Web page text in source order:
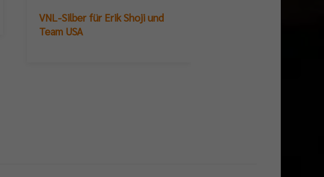
VNL-Silber für Erik Shoji und
Team USA